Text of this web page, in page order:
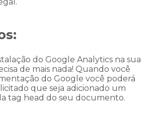
do Google Analytics na sua
de mais nada! Quando você
do Google você poderá
que seja adicionado um
tag head do seu documento.